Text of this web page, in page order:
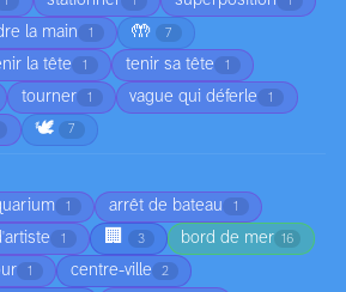
la main 1 🤲 7
la tête 1 tenir sa tête 1
tourner 1 vague qui déferle 1
🕊️ 7
1 arrêt de bateau 1
1 🏢 3 bord de mer 16
1 centre-ville 2